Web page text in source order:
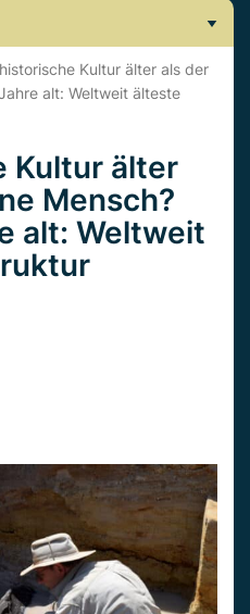
Kultur älter als der
alt: Weltweit älteste
Kultur älter
Mensch?
alt: Weltweit